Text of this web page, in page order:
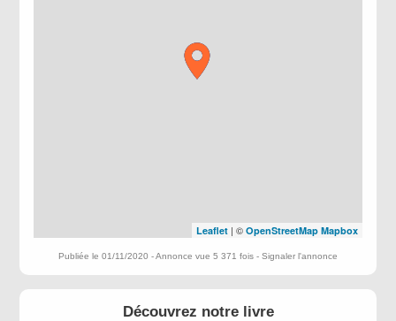
Leaflet| © OpenStreetMap Mapbox
Publiée le 01/11/2020 - Annonce vue 5 371 fois - Signaler l'annonce
Découvrez notre livre